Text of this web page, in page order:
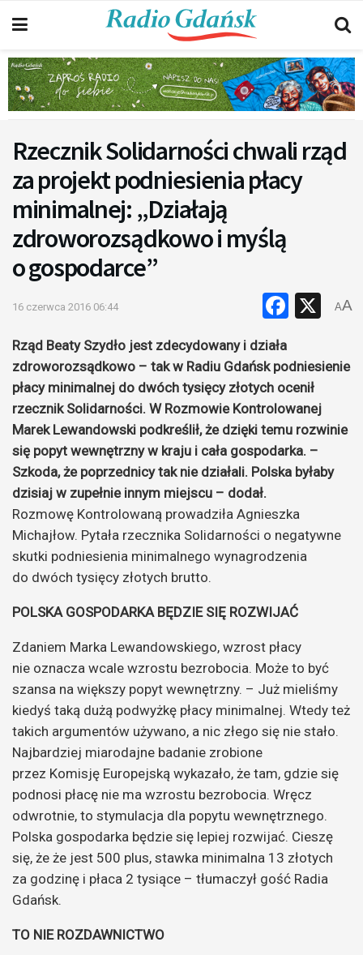
Rzecznik Solidarności chwali rząd
za projekt podniesienia płacy
minimalnej: „Działają
zdroworozsądkowo i myślą
o gospodarce”
16 czerwca 2016 06:44 X
AA
Rząd Beaty Szydło jest zdecydowany i działa
zdroworozsądkowo – tak w Radiu Gdańsk podniesienie
płacy minimalnej do dwóch tysięcy złotych ocenił
rzecznik Solidarności. W Rozmowie Kontrolowanej
Marek Lewandowski podkreślił, że dzięki temu rozwinie
się popyt wewnętrzny w kraju i cała gospodarka. –
Szkoda, że poprzednicy tak nie działali. Polska byłaby
dzisiaj w zupełnie innym miejscu – dodał.
Rozmowę Kontrolowaną prowadziła Agnieszka
Michajłow. Pytała rzecznika Solidarności o negatywne
skutki podniesienia minimalnego wynagrodzenia
do dwóch tysięcy złotych brutto.
POLSKA GOSPODARKA BĘDZIE SIĘ ROZWIJAĆ
Zdaniem Marka Lewandowskiego, wzrost płacy
nie oznacza wcale wzrostu bezrobocia. Może to być
szansa na większy popyt wewnętrzny. – Już mieliśmy
kiedyś taką dużą podwyżkę płacy minimalnej. Wtedy też
takich argumentów używano, a nic złego się nie stało.
Najbardziej miarodajne badanie zrobione
przez Komisję Europejską wykazało, że tam, gdzie się
podnosi płacę nie ma wzrostu bezrobocia. Wręcz
odwrotnie, to stymulacja dla popytu wewnętrznego.
Polska gospodarka będzie się lepiej rozwijać. Cieszę
się, że że jest 500 plus, stawka minimalna 13 złotych
za godzinę i płaca 2 tysiące – tłumaczył gość Radia
Gdańsk.
TO NIE ROZDAWNICTWO